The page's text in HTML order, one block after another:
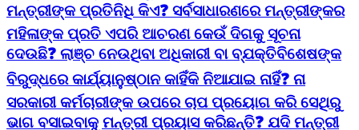
ମନ୍ତ୍ରୀଙ୍କ ପ୍ରତିନିଧି କିଏ❓ ସର୍ବସାଧାରଣରେ ମନ୍ତ୍ରୀଙ୍କର
ମହିଳାଙ୍କ ପ୍ରତି ଏପରି ଆଚରଣ କେଉଁ ଦିଗକୁ ସୂଚନା
ଦେଉଛି❓ ଲାଞ୍ଚ ନେଉଥିବା ଅଧିକାରୀ ବା ବ୍ଯକ୍ତିବିଶେଷଙ୍କ
ବିରୁଦ୍ଧରେ କାର୍ଯ୍ୟାନୁଷ୍ଠାନ କାହିଁକି ନିଆଯାଇ ନାହିଁ❓ ନା
ସରକାରୀ କର୍ମଚାରୀଙ୍କ ଉପରେ ଚାପ ପ୍ରୟୋଗ କରି ସେଥିରୁ
ଭାଗ ବସାଇବାକୁ ମନ୍ତ୍ରୀ ପ୍ରୟାସ କରିଛନ୍ତି❓ ଯଦି ମନ୍ତ୍ରୀ